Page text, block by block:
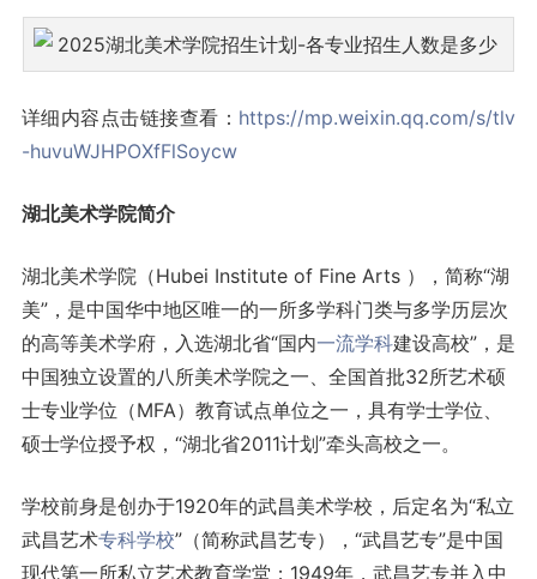
详细内容点击链接查看： https://mp.weixin.qq.com/s/tlv
-huvuWJHPOXfFlSoycw
湖北美术学院简介
湖北美术学院（Hubei Institute of Fine Arts ），简称“湖
美”，是中国华中地区唯一的一所多学科门类与多学历层次
的高等美术学府，入选湖北省“国内一流学科建设高校”，是
中国独立设置的八所美术学院之一、全国首批32所艺术硕
士专业学位（MFA）教育试点单位之一，具有学士学位、
硕士学位授予权，“湖北省2011计划”牵头高校之一。
学校前身是创办于1920年的武昌美术学校，后定名为“私立
武昌艺术专科学校”（简称武昌艺专），“武昌艺专”是中国
现代第一所私立艺术教育学堂；1949年，武昌艺专并入中